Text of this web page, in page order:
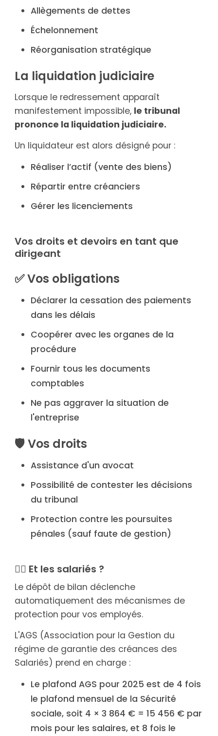
Allègements de dettes
Échelonnement
Réorganisation stratégique
La liquidation judiciaire
Lorsque le redressement apparaît
manifestement impossible, le tribunal
prononce la liquidation judiciaire.
Un liquidateur est alors désigné pour :
Réaliser l’actif (vente des biens)
Répartir entre créanciers
Gérer les licenciements
Vos droits et devoirs en tant que
dirigeant
✅ Vos obligations
Déclarer la cessation des paiements
dans les délais
Coopérer avec les organes de la
procédure
Fournir tous les documents
comptables
Ne pas aggraver la situation de
l'entreprise
🛡️ Vos droits
Assistance d'un avocat
Possibilité de contester les décisions
du tribunal
Protection contre les poursuites
pénales (sauf faute de gestion)
👷‍♂️ Et les salariés ?
Le dépôt de bilan déclenche
automatiquement des mécanismes de
protection pour vos employés.
L'AGS (Association pour la Gestion du
régime de garantie des créances des
Salariés) prend en charge :
Le plafond AGS pour 2025 est de 4 fois
le plafond mensuel de la Sécurité
sociale, soit 4 × 3 864 € = 15 456 € par
mois pour les salaires, et 8 fois le